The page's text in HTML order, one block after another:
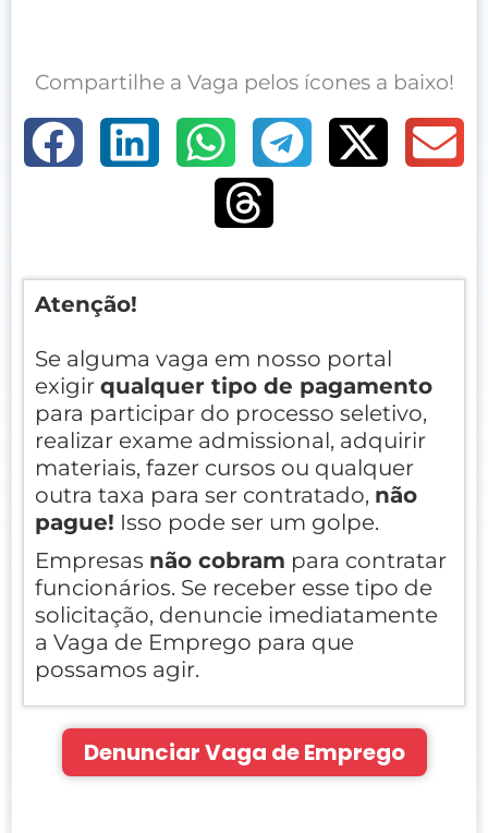
Compartilhe a Vaga pelos ícones a baixo!
Atenção!
Se alguma vaga em nosso portal
exigir qualquer tipo de pagamento
para participar do processo seletivo,
realizar exame admissional, adquirir
materiais, fazer cursos ou qualquer
outra taxa para ser contratado, não
pague! Isso pode ser um golpe.
Empresas não cobram para contratar
funcionários. Se receber esse tipo de
solicitação, denuncie imediatamente
a Vaga de Emprego para que
possamos agir.
Denunciar Vaga de Emprego